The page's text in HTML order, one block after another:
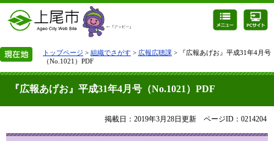
トップページ > 組織でさがす > 広報広聴課 > 『広報あげお』平成31年4月号
（No.1021）PDF
『広報あげお』平成31年4月号（No.1021）PDF
掲載日：2019年3月28日更新 ページID：0214204